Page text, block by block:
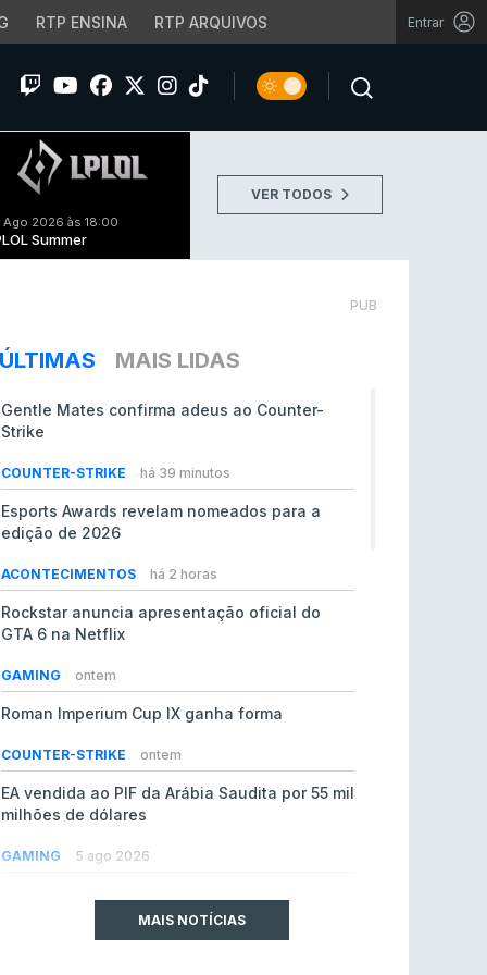
RTP ENSINA RTP ARQUIVOS Entrar
Ago 2026 às 18:00
Summer
VER TODOS
PUB
ÚLTIMAS MAIS LIDAS
Gentle Mates confirma adeus ao Counter-
Strike
COUNTER-STRIKE há 39 minutos
Esports Awards revelam nomeados para a
edição de 2026
ACONTECIMENTOS há 2 horas
Rockstar anuncia apresentação oficial do
GTA 6 na Netflix
GAMING ontem
Roman Imperium Cup IX ganha forma
COUNTER-STRIKE ontem
EA vendida ao PIF da Arábia Saudita por 55 mil
milhões de dólares
GAMING 5 ago 2026
MAIS NOTÍCIAS